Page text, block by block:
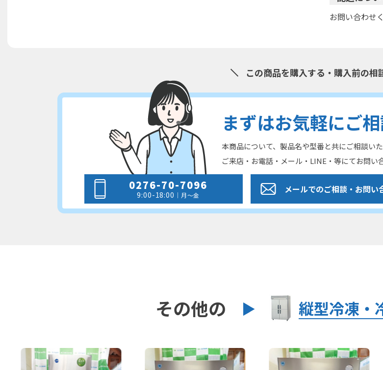
お問い合わせ
この商品を購入する・購入前の相
まずはお気軽にご相
本商品について、製品名や型番と共にご相談い
ご来店・お電話・メール・LINE・等にてお問い
0276-70-7096
9:00-18:00 ｜月～金
メールでのご相談 ・お問い
その他の 縦型冷凍・